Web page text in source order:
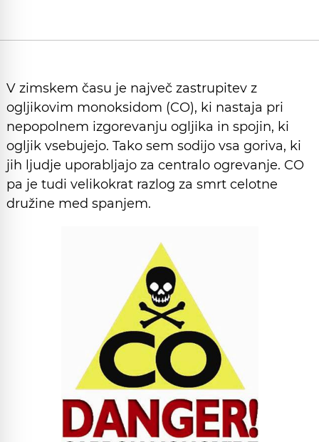
V zimskem času je največ zastrupitev z
ogljikovim monoksidom (CO), ki nastaja pri
nepopolnem izgorevanju ogljika in spojin, ki
ogljik vsebujejo. Tako sem sodijo vsa goriva, ki
jih ljudje uporabljajo za centralo ogrevanje. CO
pa je tudi velikokrat razlog za smrt celotne
družine med spanjem.